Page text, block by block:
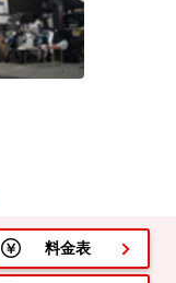
料金表